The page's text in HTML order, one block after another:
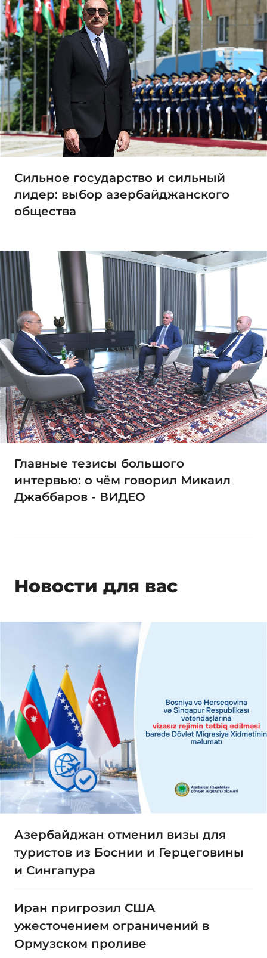
Сильное государство и сильный
лидер: выбор азербайджанского
общества
Главные тезисы большого
интервью: о чём говорил Микаил
Джаббаров - ВИДЕО
Новости для вас
Азербайджан отменил визы для
туристов из Боснии и Герцеговины
и Сингапура
Иран пригрозил США
ужесточением ограничений в
Ормузском проливе